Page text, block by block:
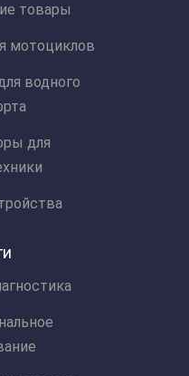
товары
мотоциклов
водного
для